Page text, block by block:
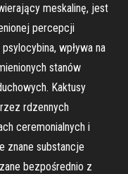
meskalinę, jest
percepcji
wpływa na
stanów
Kaktusy
rdzennych
ceremonialnych i
znane substancje
bezpośrednio z